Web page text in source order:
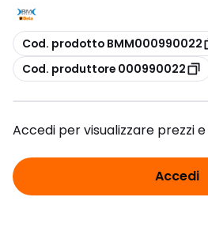
copia
Cod. prodotto BMM000990022
copia
Cod. produttore 000990022
Accedi per visualizzare prezzi
Accedi